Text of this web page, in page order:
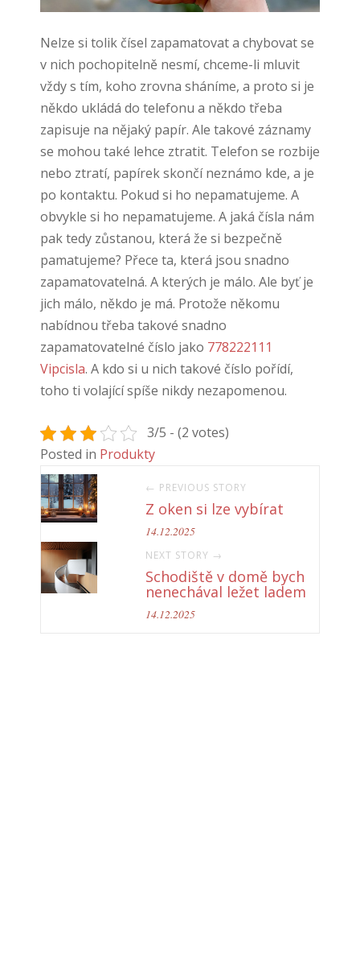
Nelze si tolik čísel zapamatovat a chybovat se
v nich pochopitelně nesmí, chceme-li mluvit
vždy s tím, koho zrovna sháníme, a proto si je
někdo ukládá do telefonu a někdo třeba
zapisuje na nějaký papír. Ale takové záznamy
se mohou také lehce ztratit. Telefon se rozbije
nebo ztratí, papírek skončí neznámo kde, a je
po kontaktu. Pokud si ho nepamatujeme. A
obvykle si ho nepamatujeme. A jaká čísla nám
pak tedy zůstanou, která že si bezpečně
pamatujeme? Přece ta, která jsou snadno
zapamatovatelná. A kterých je málo. Ale byť je
jich málo, někdo je má. Protože někomu
nabídnou třeba takové snadno
zapamatovatelné číslo jako 778222111
Vipcisla. A kdo si u nich takové číslo pořídí,
toho ti volající spíše nikdy nezapomenou.
3/5 - (2 votes)
Posted in Produkty
← PREVIOUS STORY
Z oken si lze vybírat
14.12.2025
NEXT STORY →
Schodiště v domě bych
nenechával ležet ladem
14.12.2025